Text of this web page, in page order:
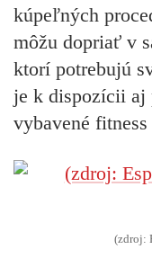
kúpeľných
môžu dopriať v
ktorí potrebujú
je k dispozícii aj
vybavené
(zdroj: